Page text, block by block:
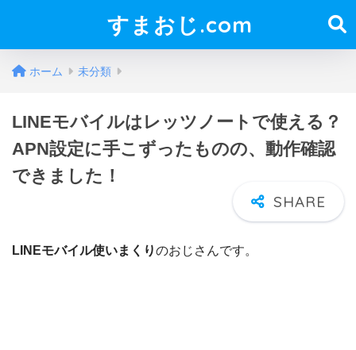
すまおじ.com
ホーム 未分類
LINEモバイルはレッツノートで使える？
APN設定に手こずったものの、動作確認
できました！
LINEモバイル使いまくりのおじさんです。